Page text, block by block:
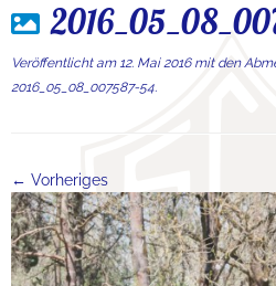
Inhalt
Veröffentlicht am 12. Mai 2016mit den
2016_05_08_007587-54.
← Vorheriges